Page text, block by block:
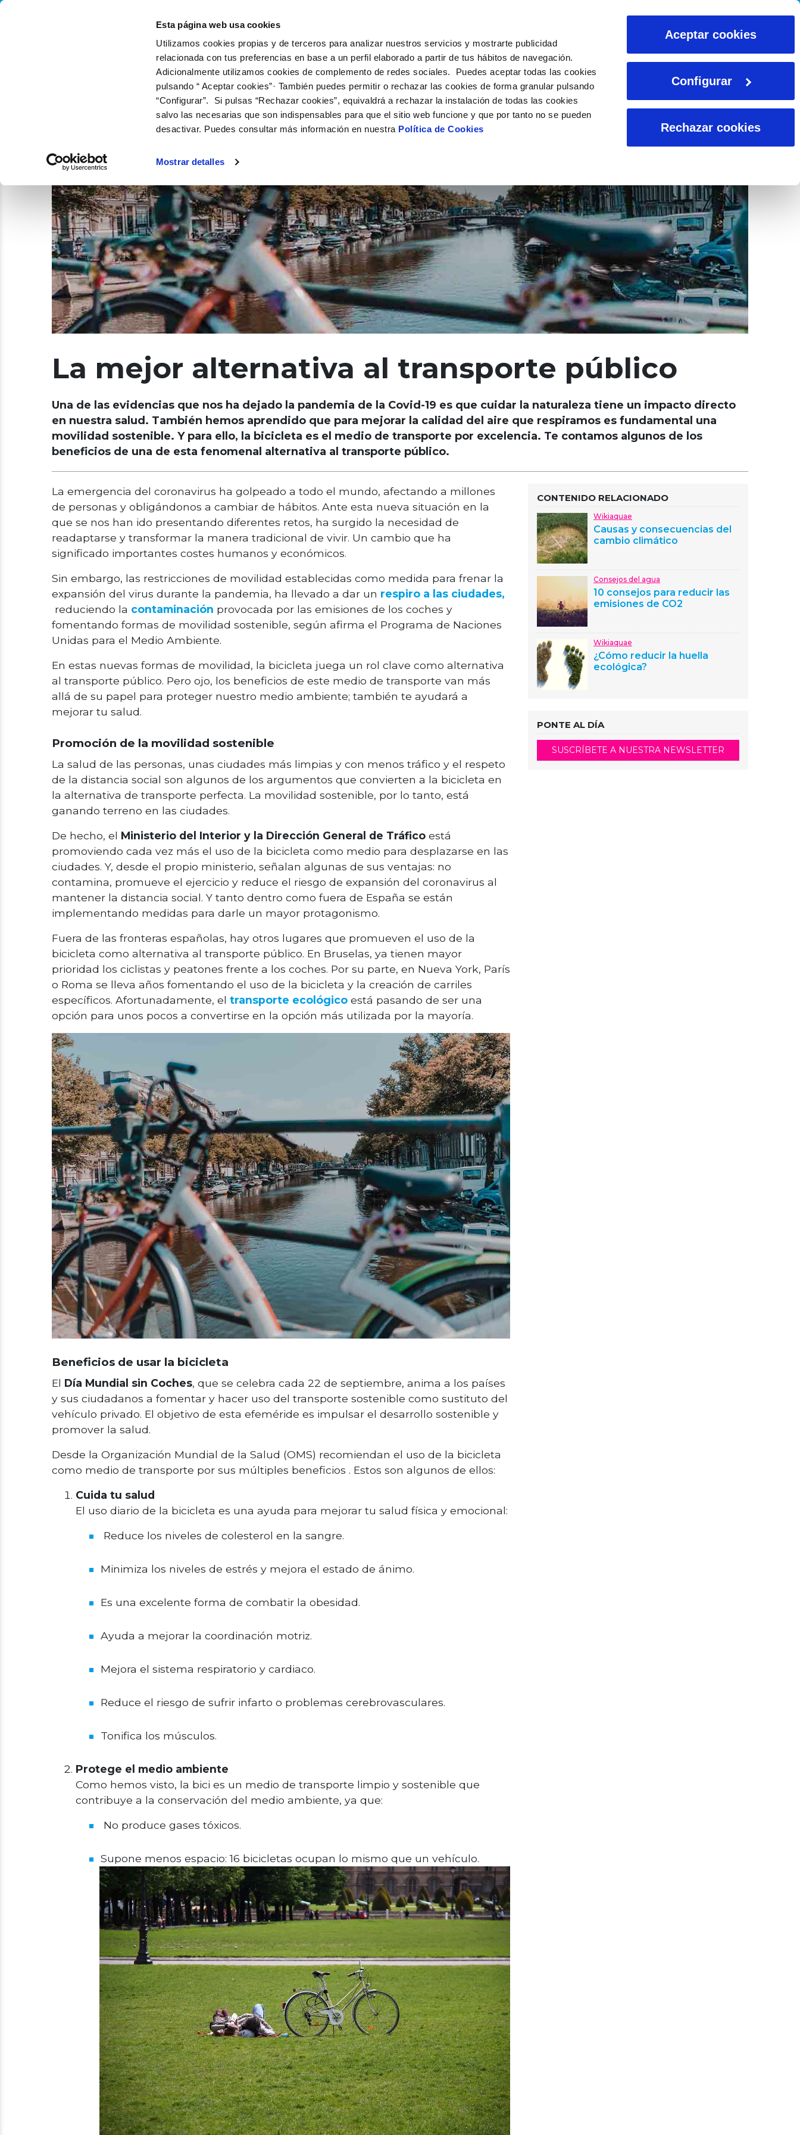
Esta página web usa cookies
Utilizamos cookies propias y de terceros para analizar nuestros servicios y mostrarte publicidad
relacionada con tus preferencias en base a un perfil elaborado a partir de tus hábitos de navegación.
Adicionalmente utilizamos cookies de complemento de redes sociales. Puedes aceptar todas las cookies
pulsando “ Aceptar cookies”· También puedes permitir o rechazar las cookies de forma granular pulsando
“Configurar”. Si pulsas “Rechazar cookies”, equivaldrá a rechazar la instalación de todas las cookies
salvo las necesarias que son indispensables para que el sitio web funcione y que por tanto no se pueden
desactivar. Puedes consultar más información en nuestra Política de Cookies
Mostrar detalles
Aceptar cookies
Configurar
Rechazar cookies
QUIÉNES SOMOS QUÉ HACEMOS
La mejor alternativa al transporte público
Una de las evidencias que nos ha dejado la pandemia de la Covid-19 es que cuidar la naturaleza tiene un impacto directo
en nuestra salud. También hemos aprendido que para mejorar la calidad del aire que respiramos es fundamental una
movilidad sostenible. Y para ello, la bicicleta es el medio de transporte por excelencia. Te contamos algunos de los
beneficios de una de esta fenomenal alternativa al transporte público.
La emergencia del coronavirus ha golpeado a todo el mundo, afectando a millones
de personas y obligándonos a cambiar de hábitos. Ante esta nueva situación en la
que se nos han ido presentando diferentes retos, ha surgido la necesidad de
readaptarse y transformar la manera tradicional de vivir. Un cambio que ha
significado importantes costes humanos y económicos.
Sin embargo, las restricciones de movilidad establecidas como medida para frenar la
expansión del virus durante la pandemia, ha llevado a dar un respiro a las ciudades,
reduciendo la contaminación provocada por las emisiones de los coches y
fomentando formas de movilidad sostenible, según afirma el Programa de Naciones
Unidas para el Medio Ambiente.
En estas nuevas formas de movilidad, la bicicleta juega un rol clave como alternativa
al transporte público. Pero ojo, los beneficios de este medio de transporte van más
allá de su papel para proteger nuestro medio ambiente; también te ayudará a
mejorar tu salud.
Promoción de la movilidad sostenible
La salud de las personas, unas ciudades más limpias y con menos tráfico y el respeto
de la distancia social son algunos de los argumentos que convierten a la bicicleta en
la alternativa de transporte perfecta. La movilidad sostenible, por lo tanto, está
ganando terreno en las ciudades.
De hecho, el Ministerio del Interior y la Dirección General de Tráfico está
promoviendo cada vez más el uso de la bicicleta como medio para desplazarse en las
ciudades. Y, desde el propio ministerio, señalan algunas de sus ventajas: no
contamina, promueve el ejercicio y reduce el riesgo de expansión del coronavirus al
mantener la distancia social. Y tanto dentro como fuera de España se están
implementando medidas para darle un mayor protagonismo.
Fuera de las fronteras españolas, hay otros lugares que promueven el uso de la
bicicleta como alternativa al transporte público. En Bruselas, ya tienen mayor
prioridad los ciclistas y peatones frente a los coches. Por su parte, en Nueva York, París
o Roma se lleva años fomentando el uso de la bicicleta y la creación de carriles
específicos. Afortunadamente, el transporte ecológico está pasando de ser una
opción para unos pocos a convertirse en la opción más utilizada por la mayoría.
Beneficios de usar la bicicleta
El Día Mundial sin Coches, que se celebra cada 22 de septiembre, anima a los países
y sus ciudadanos a fomentar y hacer uso del transporte sostenible como sustituto del
vehículo privado. El objetivo de esta efeméride es impulsar el desarrollo sostenible y
promover la salud.
Desde la Organización Mundial de la Salud (OMS) recomiendan el uso de la bicicleta
como medio de transporte por sus múltiples beneficios . Estos son algunos de ellos:
Cuida tu salud
El uso diario de la bicicleta es una ayuda para mejorar tu salud física y emocional:
Reduce los niveles de colesterol en la sangre.
Minimiza los niveles de estrés y mejora el estado de ánimo.
Es una excelente forma de combatir la obesidad.
Ayuda a mejorar la coordinación motriz.
Mejora el sistema respiratorio y cardiaco.
Reduce el riesgo de sufrir infarto o problemas cerebrovasculares.
Tonifica los músculos.
Protege el medio ambiente
Como hemos visto, la bici es un medio de transporte limpio y sostenible que
contribuye a la conservación del medio ambiente, ya que:
No produce gases tóxicos.
Supone menos espacio: 16 bicicletas ocupan lo mismo que un vehículo.
CONTENIDO RELACIONADO
Wikiaquae
Causas y consecuencias del
cambio climático
Consejos del agua
10 consejos para reducir las
emisiones de CO2
Wikiaquae
¿Cómo reducir la huella
ecológica?
PONTE AL DÍA
SUSCRÍBETE A NUESTRA NEWSLETTER